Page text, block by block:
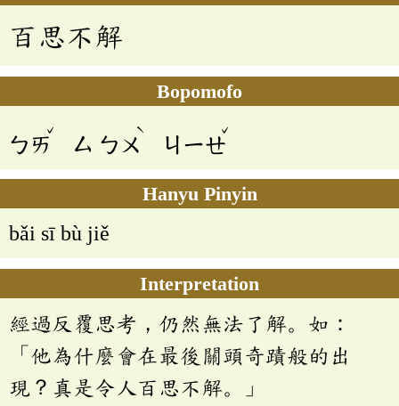
百思不解
Bopomofo
ㄅㄞ
ˇ
ㄙ ㄅㄨ
ˋ
ㄐㄧㄝ
ˇ
Hanyu Pinyin
bǎi sī bù jiě
Interpretation
經過反覆思考，仍然無法了解。如：
「他為什麼會在最後關頭奇蹟般的出
現？真是令人百思不解。」